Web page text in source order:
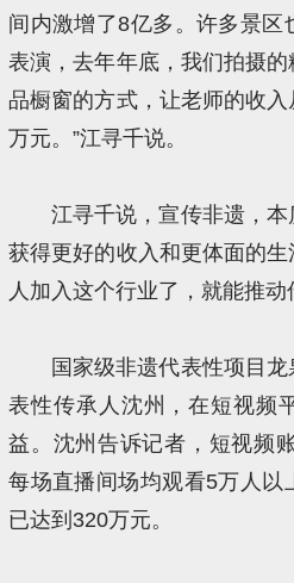
间内激增了8亿多。许多景区
表演，去年年底，我们拍摄
品橱窗的方式，让老师的收
万元。”江寻千说。
江寻千说，宣传非遗，
获得更好的收入和更体面的
人加入这个行业了，就能推动
国家级非遗代表性项目
表性传承人沈州，在短视频
益。沈州告诉记者，短视频
每场直播间场均观看5万人以
已达到320万元。